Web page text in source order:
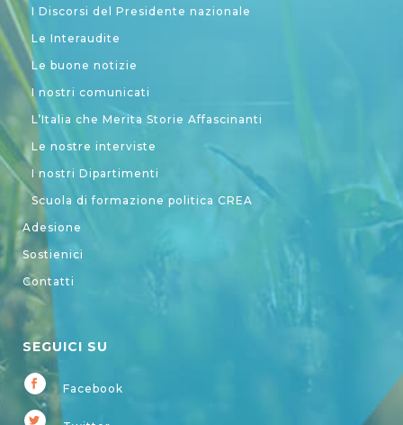
I Discorsi del Presidente nazionale
Le Interaudite
Le buone notizie
I nostri comunicati
L’Italia che Merita Storie Affascinanti
Le nostre interviste
I nostri Dipartimenti
Scuola di formazione politica CREA
Adesione
Sostienici
Contatti
SEGUICI SU
Facebook